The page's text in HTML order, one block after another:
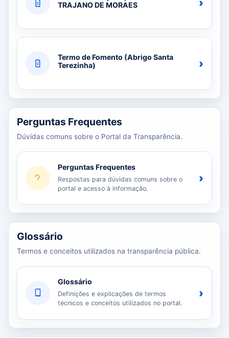
TRAJANO DE MORAES
›
Termo de Fomento (Abrigo Santa
Terezinha)
›
Perguntas Frequentes
Dúvidas comuns sobre o Portal da Transparência.
Perguntas Frequentes
Respostas para dúvidas comuns sobre o
portal e acesso à informação.
›
Glossário
Termos e conceitos utilizados na transparência pública.
Glossário
Definições e explicações de termos
técnicos e conceitos utilizados no portal.
›